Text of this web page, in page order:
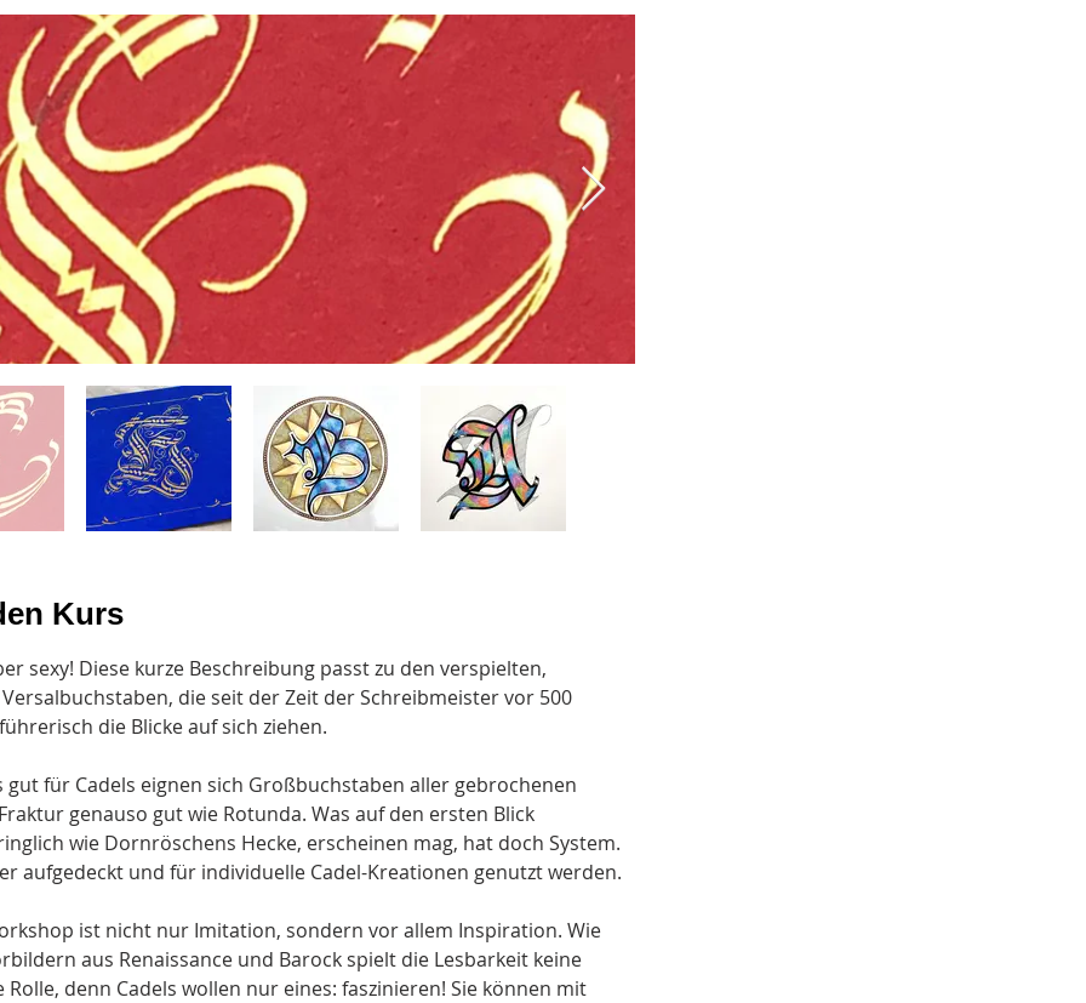
Kurs
sexy! Diese kurze Beschreibung passt zu den verspielten,
die seit der Zeit der Schreibmeister vor 500
die Blicke auf sich ziehen.
gut für Cadels eignen sich Großbuchstaben aller gebrochenen
genauso gut wie Rotunda. Was auf den ersten Blick
wie Dornröschens Hecke, erscheinen mag, hat doch System.
aufgedeckt und für individuelle Cadel-Kreationen genutzt werden.
ist nicht nur Imitation, sondern vor allem Inspiration. Wie
aus Renaissance und Barock spielt die Lesbarkeit keine
Rolle, denn Cadels wollen nur eines: faszinieren! Sie können mit